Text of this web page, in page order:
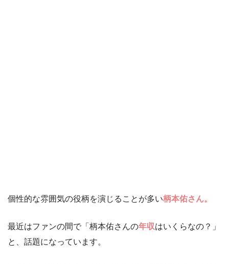
個性的な雰囲気の役柄を演じることが多い柄本佑さん。
最近はファンの間で「柄本佑さんの年収はいくらなの？」
と、話題になっています。